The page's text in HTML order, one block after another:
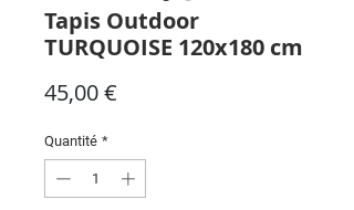
Tapis Outdoor
TURQUOISE 120x180 cm
45,00 €
Quantité *